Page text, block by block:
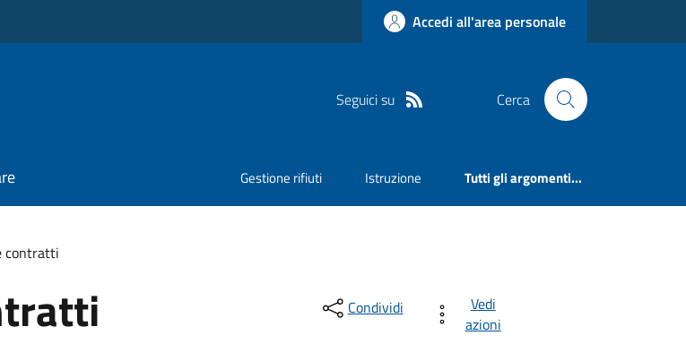
Accedi all'area personale
Seguici su Cerca
Gestione rifiuti Istruzione Tutti gli argomenti...
contratti
Condividi
Vedi
azioni